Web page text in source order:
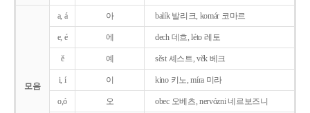
모음
a, á 아 balík 발리크, komár 코마르
e, é 에 dech 데흐, léto 레토
ě 예 sěst 셰스트, věk 베크
i, í 이 kino 키노, míra 미라
o,ó 오 obec 오베츠, nervózni 네르보즈니